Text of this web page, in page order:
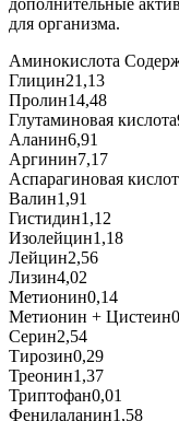
дополнительные
для организма.
Аминокислота
Глицин21,13
Пролин14,48
Глутаминовая кислота
Аланин6,91
Аргинин7,17
Аспарагиновая
Валин1,91
Гистидин1,12
Изолейцин1,18
Лейцин2,56
Лизин4,02
Метионин0,14
Метионин + Цистеин
Серин2,54
Тирозин0,29
Треонин1,37
Триптофан0,01
Фенилаланин1,58